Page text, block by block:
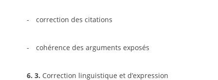
- correction des citations
- cohérence des arguments exposés
6. 3. Correction linguistique et d’expression